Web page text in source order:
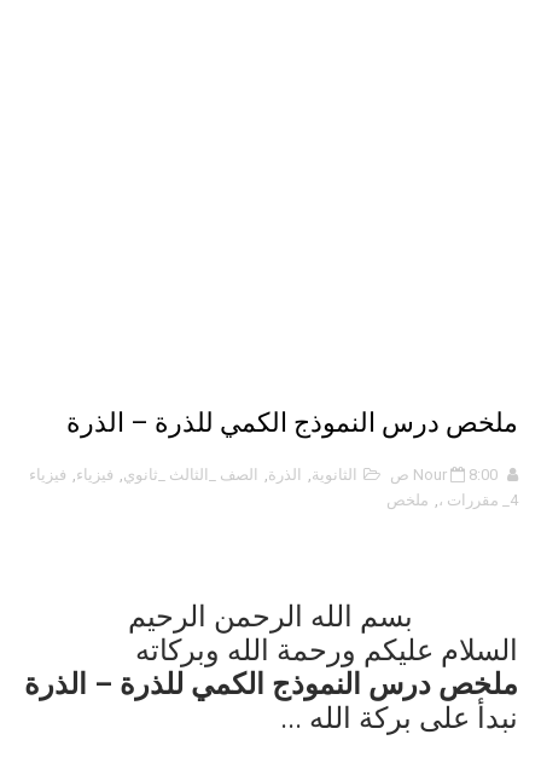
ملخص درس النموذج الكمي للذرة – الذرة
Nour 8:00 ص الثانوية, الذرة, الصف _الثالث _ثانوي, فيزياء, فيزياء
4_ مقررات ،
, ملخص
بسم الله الرحمن الرحيم
السلام عليكم ورحمة الله وبركاته
ملخص درس النموذج الكمي للذرة – الذرة
نبدأ على بركة الله ...